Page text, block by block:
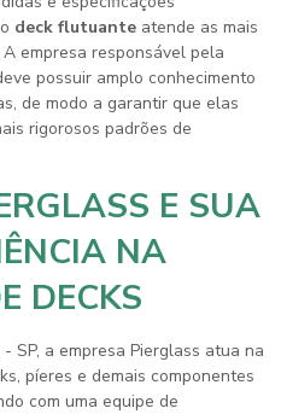
deck flutuante atende as mais
empresa responsável pela
possuir amplo conhecimento
de modo a garantir que elas
rigorosos padrões de
E SUA
NA
DECKS
SP, a empresa Pierglass atua na
píeres e demais componentes
com uma equipe de